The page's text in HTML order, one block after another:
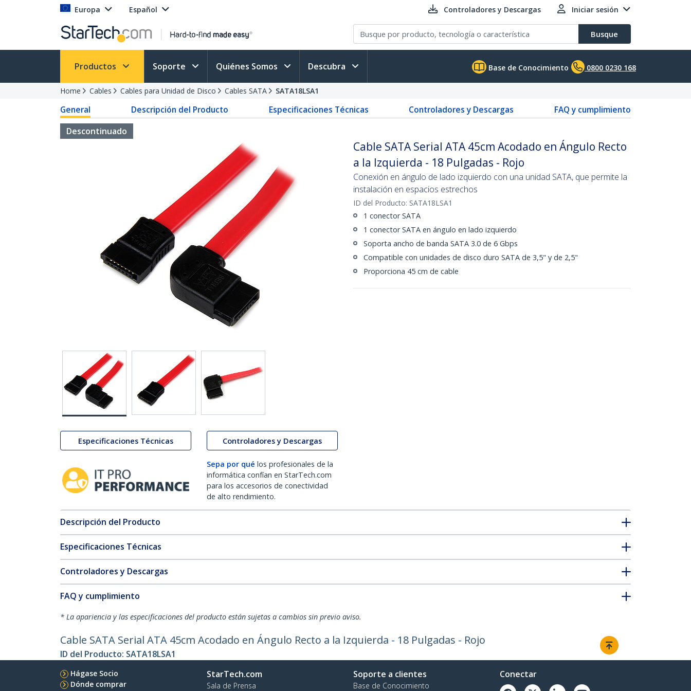
Europa Español Controladores y Descargas Iniciar sesión
Busque
Productos Soporte Quiénes Somos Descubra Base de Conocimiento 0800 0230 168
Home Cables Cables para Unidad de Disco Cables SATA SATA18LSA1
General Descripción del Producto Especificaciones Técnicas Controladores y Descargas
FAQ y cumplimiento
Descontinuado
Especificaciones Técnicas Controladores y Descargas
Sepa por qué los profesionales de la
informática confían en StarTech.com
para los accesorios de conectividad
de alto rendimiento.
Cable SATA Serial ATA 45cm Acodado en Ángulo Recto
a la Izquierda - 18 Pulgadas - Rojo
Conexión en ángulo de lado izquierdo con una unidad SATA, que permite la
instalación en espacios estrechos
ID del Producto: SATA18LSA1
1 conector SATA
1 conector SATA en ángulo en lado izquierdo
Soporta ancho de banda SATA 3.0 de 6 Gbps
Compatible con unidades de disco duro SATA de 3,5" y de 2,5"
Proporciona 45 cm de cable
Descripción del Producto
Especificaciones Técnicas
Controladores y Descargas
FAQ y cumplimiento
* La apariencia y las especificaciones del producto están sujetas a cambios sin previo aviso.
Cable SATA Serial ATA 45cm Acodado en Ángulo Recto a la Izquierda - 18 Pulgadas - Rojo
ID del Producto: SATA18LSA1
Hágase Socio
Dónde comprar
StarTech.com
Sala de Prensa
Soporte a clientes
Base de Conocimiento
Conectar